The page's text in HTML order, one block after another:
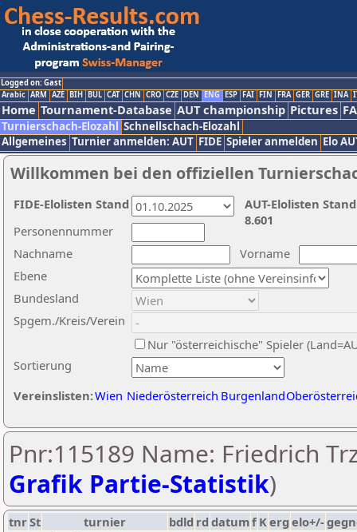
Logged on: Gast
Arabic ARM AZE BIH BUL CAT CHN CRO CZE DEN ENG ESP FAI FIN FRA GER GRE INA
Home Tournament-Database AUT championship Pictures
Turnierschach-Elozahl Schnellschach-Elozahl
Allgemeines Turnier anmelden: AUT FIDE Spieler anmelden Elo
Willkommen bei den offiziellen
Nachname
Vorname
Ebene
Sortierung
Personennummer
Bundesland
Spgem./Kreis/Verein
Nur "österreichische" Spieler
Vereinslisten:Wien Niederösterreich Burgenland
AUT-Elolisten
8.601
FIDE-Elolisten Stand
Pnr:115189 Name: Friedrich
Grafik Partie-Statistik)
tnrSt turnier bdld rd datumf Kerg elo+/-